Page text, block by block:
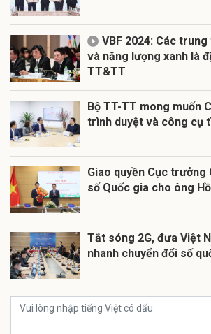
VBF 2024: Các
và năng lượng xanh là
TT&TT
Bộ TT-TT mong muốn
trình duyệt và công cụ
Giao quyền Cục trưởng
số Quốc gia cho ông
Tắt sóng 2G, đưa Việt
nhanh chuyển đổi số